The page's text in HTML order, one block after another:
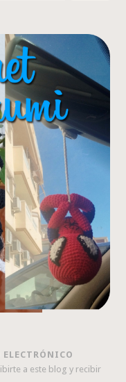
ELECTRÓNICO
a este blog y recibir